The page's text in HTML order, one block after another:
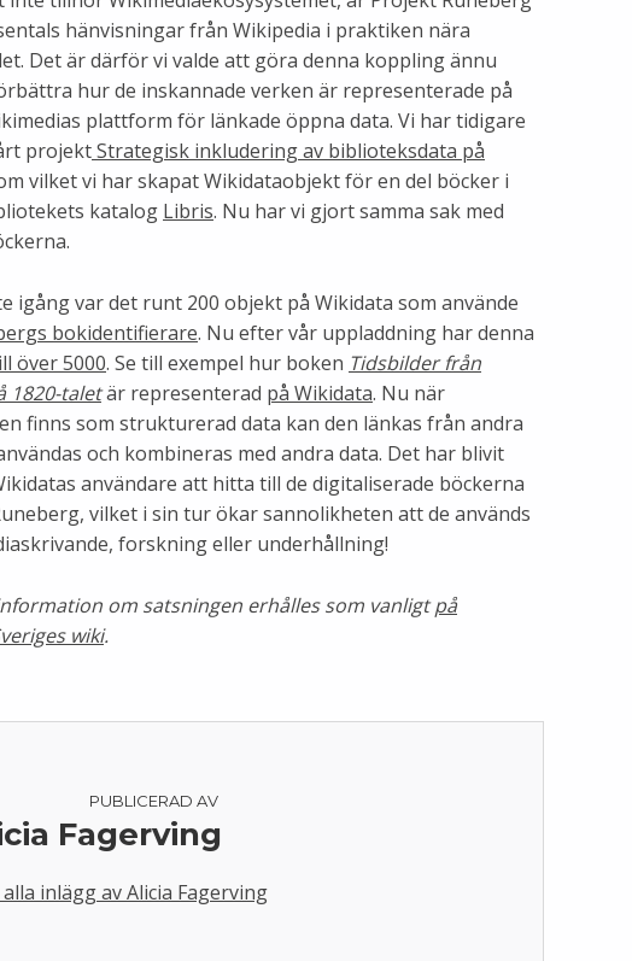
hänvisningar från Wikipedia i praktiken nära
Det är därför vi valde att göra denna koppling ännu
hur de inskannade verken är representerade på
plattform för länkade öppna data. Vi har tidigare
projektStrategisk inkludering av biblioteksdata på
vilket vi har skapat Wikidataobjekt för en del böcker i
katalog Libris. Nu har vi gjort samma sak med
igång var det runt 200 objekt på Wikidata som använde
bokidentifierare. Nu efter vår uppladdning har denna
över 5000. Se till exempel hur boken Tidsbilder från
1820-taletär representerad på Wikidata. Nu när
finns som strukturerad data kan den länkas från andra
och kombineras med andra data. Det har blivit
användare att hitta till de digitaliserade böckerna
vilket i sin tur ökar sannolikheten att de används
forskning eller underhållning!
om satsningen erhålles som vanligtpå
wiki.
PUBLICERAD AV
Fagerving
alla inlägg av Alicia Fagerving